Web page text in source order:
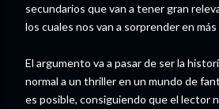
secundarios que van a tener gran
los cuales nos van a sorprender en
El argumento va a pasar de ser la
normal a un thriller en un mundo de
es posible, consiguiendo que el lector